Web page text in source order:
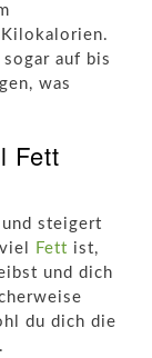
auf bis
was
Fett
steigert
Fett ist,
und dich
du dich die